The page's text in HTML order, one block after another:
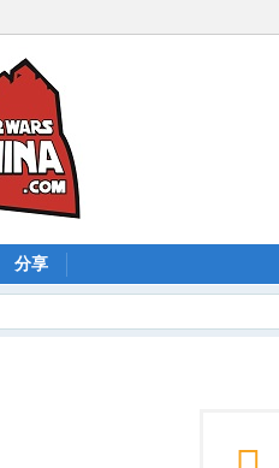
分享